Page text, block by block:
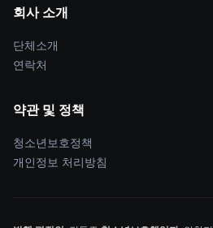
회사 소개
단체소개
연락처
약관 및 정책
청소년보호정책
개인정보 처리방침